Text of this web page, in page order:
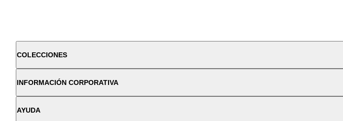
COLECCIONES
INFORMACIÓN CORPORATIVA
AYUDA